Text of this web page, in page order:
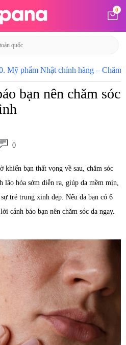
0
Mỹ phẩm Nhật chính hãng – Chăm
bạn nên chăm sóc
0
khiến bạn thất vọng về sau, chăm sóc
lão hóa sớm diễn ra, giúp da mềm mịn,
trẻ trung xinh đẹp. Nếu da bạn có 6
cảnh báo bạn nên chăm sóc da ngay.